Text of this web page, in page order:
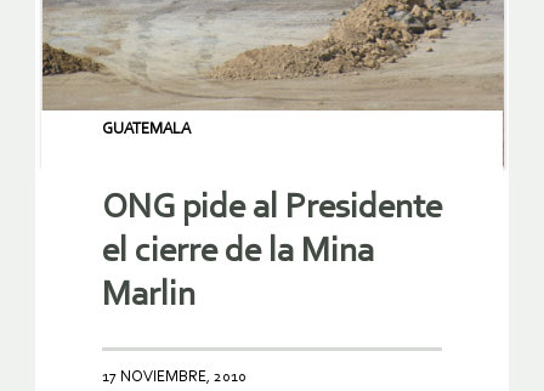
GUATEMALA
ONG pide al Presidente
el cierre de la Mina
Marlin
17 NOVIEMBRE, 2010